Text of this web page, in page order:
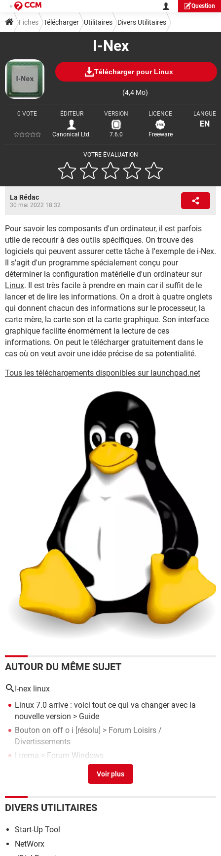
Question
I-Nex
Télécharger pour Linux
(4,4 Mo)
VOTRE ÉVALUATION
0 VOTE ÉDITEUR
Canonical Ltd.
VERSION
7.6.0
LICENCE
Freeware
LANGUE
EN
Fiches Télécharger Utilitaires Divers Utilitaires
La Rédac
30 mai 2022 18:32
Pour savoir les composants d'un ordinateur, il est parfois
utile de recourir à des outils spécifiques. On trouve des
logiciels qui peuvent assurer cette tâche à l'exemple de i-Nex.
Il s'agit d'un programme spécialement conçu pour
déterminer la configuration matérielle d'un ordinateur sur
Linux. Il est très facile à prendre en main car il suffit de le
lancer et de lire les informations. On a droit à quatre onglets
qui donnent chacun des informations sur le processeur, la
carte mère, la carte son et la carte graphique. Son interface
graphique facilite énormément la lecture de ces
informations. On peut le télécharger gratuitement dans le
cas où on veut avoir une idée précise de sa potentialité.
Tous les téléchargements disponibles sur launchpad.net
AUTOUR DU MÊME SUJET
I-nex linux
Linux 7.0 arrive : voici tout ce qui va changer avec la
nouvelle version > Guide
Bouton on off o i [résolu] > Forum Loisirs /
Divertissements
I trema > Forum Windows
[résolu] >
Forum PDF
Comment faire un i tréma>Forum Bureautique
DIVERS UTILITAIRES
Start-Up Tool
NetWorx